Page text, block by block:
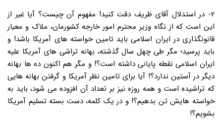
۲- در استدلال آقای ظریف دقت کنید! مفهوم آن چیست؟ آیا غیر از
این است که از نگاه وزیر محترم امور خارجه کشورمان، ملاک و معیار
قانونگذاری در ایران اسلامی باید تامین خواسته های آمریکا باشد! و
باید پرسید؛ مگر طی چهل سال گذشته، بهانه تراشی های آمریکا علیه
ایران اسلامی نقطه پایانی داشته است؟! و مگر هم اکنون ده ها بهانه
دیگر در آستین ندارد؟! آیا برای تامین نظر آمریکا و گرفتن بهانه هایی
که تراشیده است و همه روزه نیز بر تعداد آن افزوده می شود، باید به
خواسته هایش تن بدهیم؟! و در یک کلمه، دست بسته تسلیم آمریکا
بشویم؟!